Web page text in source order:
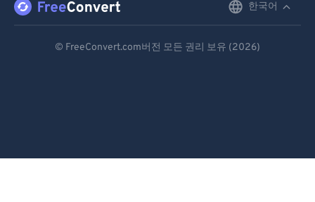
한국어
© FreeConvert.com버전 모든 권리 보유 (2026)